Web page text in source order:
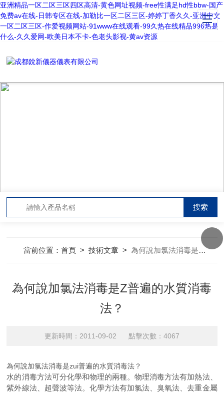
亚洲精品一区二区三区四区高清-黄色网址视频-free性满足hd性bbw-国产
免费av在线-日韩专区在线-加勒比一区二区三区-婷婷丁香久久-亚洲中文
一区二区三区-作爱视频网站-91www在线观看-99久热在线精品996热是
什么-久久爱网-欧美日本不卡-色老头影视-黄av资源
當前位置：首頁 >技術文章 >為何說加氯法消毒是Z普遍的水質消毒法？
為何說加氯法消毒是Z普遍的水質消毒
法？
更新時間：2011-09-02 點擊次數：4067
為何說加氯法消毒是zui普遍的水質消毒法？
水的消毒方法可分化學和物理的兩種。物理消毒方法有加熱法、
紫外線法、超聲波等法。化學方法有加氯法、臭氧法、去重金屬